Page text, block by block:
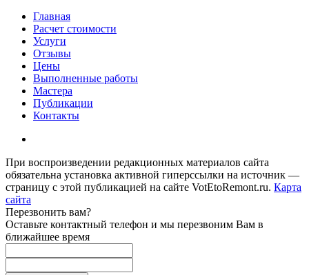
Главная
Расчет стоимости
Услуги
Отзывы
Цены
Выполненные работы
Мастера
Публикации
Контакты
При воспроизведении редакционных материалов сайта
обязательна установка активной гиперссылки на источник —
страницу с этой публикацией на сайте VotEtoRemont.ru. Карта
сайта
Перезвонить вам?
Оставьте контактный телефон и мы перезвоним Вам в
ближайшее время